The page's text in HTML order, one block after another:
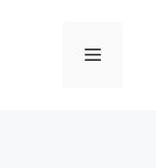
Menu